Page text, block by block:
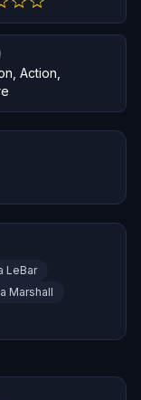
Action
LeBar
Marshall